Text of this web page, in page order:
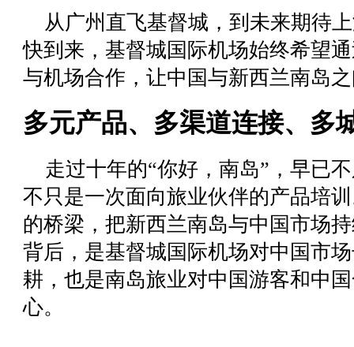
从广州直飞基督城，到未来期待
快到来，基督城国际机场始终希望
与机场合作，让中国与新西兰南岛
多元产品、多渠道连接、多
走过十年的“你好，南岛” ，早已
不只是一次面向旅业伙伴的产品培
的桥梁，把新西兰南岛与中国市场
背后，是基督城国际机场对中国市
耕，也是南岛旅业对中国游客和中
心。